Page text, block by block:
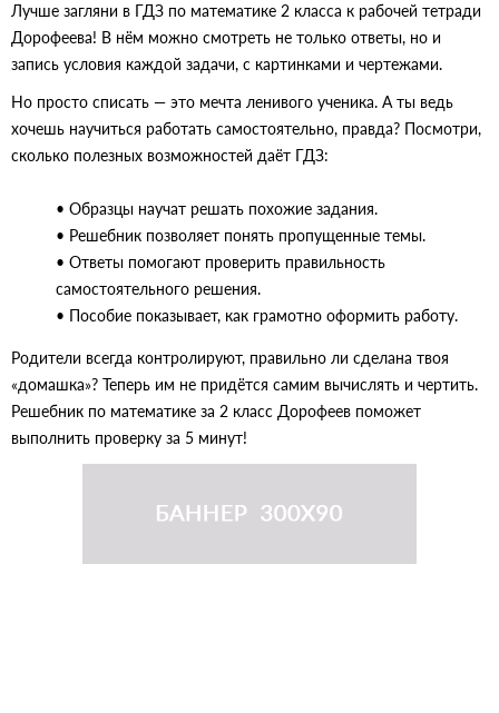
Лучше загляни в ГДЗ по математике 2 класса к рабочей тетради
Дорофеева! В нём можно смотреть не только ответы, но и
запись условия каждой задачи, с картинками и чертежами.
Но просто списать — это мечта ленивого ученика. А ты ведь
хочешь научиться работать самостоятельно, правда? Посмотри,
сколько полезных возможностей даёт ГДЗ:
• Образцы научат решать похожие задания.
• Решебник позволяет понять пропущенные темы.
• Ответы помогают проверить правильность
самостоятельного решения.
• Пособие показывает, как грамотно оформить работу.
Родители всегда контролируют, правильно ли сделана твоя
«домашка»? Теперь им не придётся самим вычислять и чертить.
Решебник по математике за 2 класс Дорофеев поможет
выполнить проверку за 5 минут!